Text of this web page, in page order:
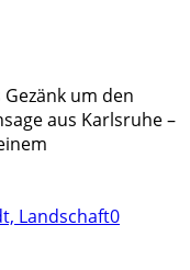
um den
aus Karlsruhe –
Landschaft0